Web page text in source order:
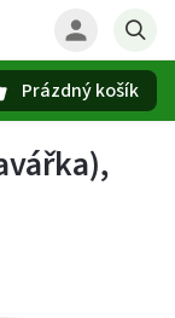
Prázdný košík